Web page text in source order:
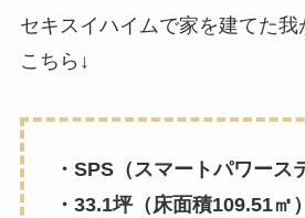
セキスイハイムで家を建てた
こちら↓
・SPS（スマートパワース
・33.1坪（床面積109.51㎡）